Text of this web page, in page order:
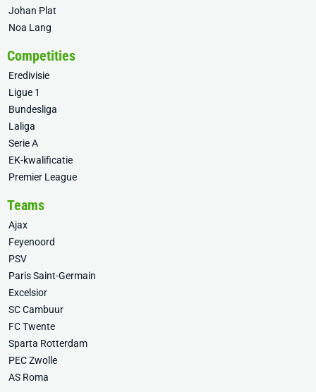
Johan Plat
Noa Lang
Competities
Eredivisie
Ligue 1
Bundesliga
Laliga
Serie A
EK-kwalificatie
Premier League
Teams
Ajax
Feyenoord
PSV
Paris Saint-Germain
Excelsior
SC Cambuur
FC Twente
Sparta Rotterdam
PEC Zwolle
AS Roma